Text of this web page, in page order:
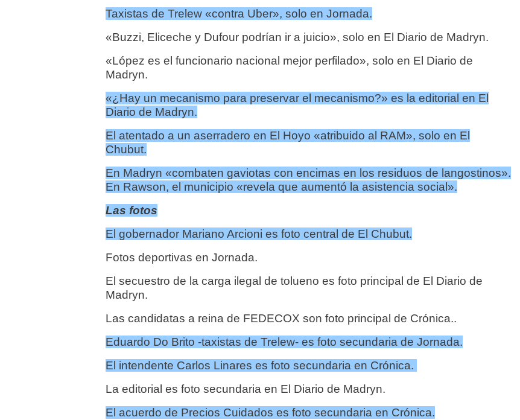
Taxistas de Trelew «contra Uber», solo en Jornada.
«Buzzi, Eliceche y Dufour podrían ir a juicio», solo en El Diario de Madryn.
«López es el funcionario nacional mejor perfilado», solo en El Diario de
Madryn.
«¿Hay un mecanismo para preservar el mecanismo?» es la editorial en El
Diario de Madryn.
El atentado a un aserradero en El Hoyo «atribuido al RAM», solo en El
Chubut.
En Madryn «combaten gaviotas con encimas en los residuos de langostinos».
En Rawson, el municipio «revela que aumentó la asistencia social».
Las fotos
El gobernador Mariano Arcioni es foto central de El Chubut.
Fotos deportivas en Jornada.
El secuestro de la carga ilegal de tolueno es foto principal de El Diario de
Madryn.
Las candidatas a reina de FEDECOX son foto principal de Crónica..
Eduardo Do Brito -taxistas de Trelew- es foto secundaria de Jornada.
El intendente Carlos Linares es foto secundaria en Crónica.
La editorial es foto secundaria en El Diario de Madryn.
El acuerdo de Precios Cuidados es foto secundaria en Crónica.